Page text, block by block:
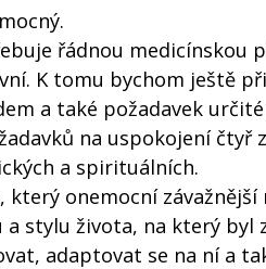
řádnou medicínskou
K tomu bychom ještě
a také požadavek
na uspokojení
a spirituálních.
onemocní
stylu života, na který byl
adaptovat se na ní a